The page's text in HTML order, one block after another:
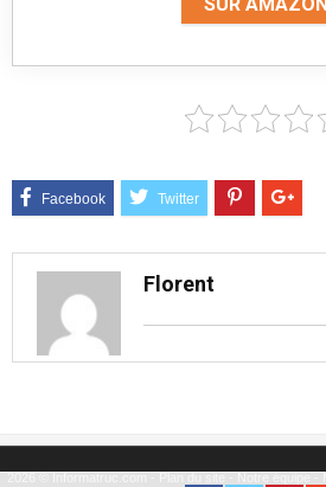
SUR AMAZON
Florent